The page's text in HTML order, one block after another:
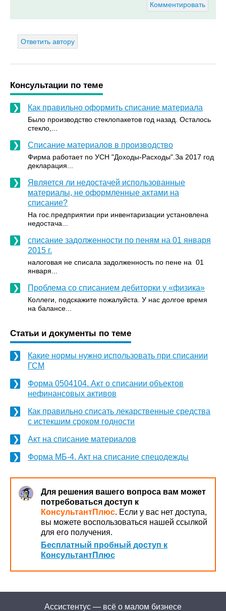
Комментировать
Ответить автору
Консультации по теме
Как правильно оформить списание материала
Было производство стеклопакетов год назад. Осталось
стекло,...
Списание материалов в производство
Фирма работает по УСН "Доходы-Расходы".За 2017 год
декларация...
Является ли недостачей использованные
материалы, не оформленные актами на
списание?
На гос.предприятии при инвентаризации установлена
недостача...
списание задолженности по пеням на 01 января
2015 г.
налоговая не списала задолженность по пене на 01
января...
Проблема со списанием дебиторки у «физика»
Коллеги, подскажите пожалуйста. У нас долгое время
на балансе...
Статьи и документы по теме
Какие нормы нужно использовать при списании
ГСМ
Форма 0504104. Акт о списании объектов
нефинансовых активов
Как правильно списать лекарственные средства
с истекшим сроком годности
Акт на списание материалов
Форма МБ-4. Акт на списание спецодежды
Для решения вашего вопроса вам может
потребоваться доступ к
КонсультантПлюс. Если у вас нет доступа,
вы можете воспользоваться нашей ссылкой
для его получения.
Бесплатный пробный доступ к
КонсультантПлюс
Ассистентус — всё о малом бизнесе